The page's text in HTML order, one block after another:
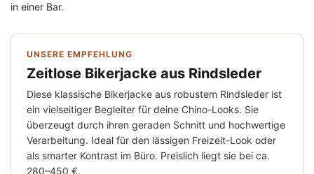
in einer Bar.
UNSERE EMPFEHLUNG
Zeitlose Bikerjacke aus Rindsleder
Diese klassische Bikerjacke aus robustem Rindsleder ist
ein vielseitiger Begleiter für deine Chino-Looks. Sie
überzeugt durch ihren geraden Schnitt und hochwertige
Verarbeitung. Ideal für den lässigen Freizeit-Look oder
als smarter Kontrast im Büro. Preislich liegt sie bei ca.
280–450 €.